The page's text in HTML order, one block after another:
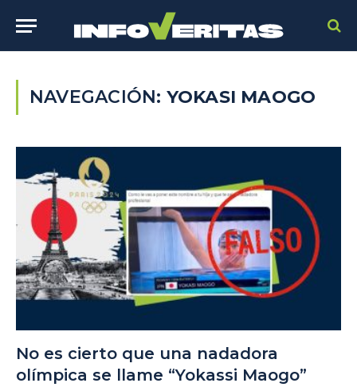
NAVEGACIÓN: YOKASI MAOGO
No es cierto que una nadadora
olímpica se llame “Yokassi Maogo”